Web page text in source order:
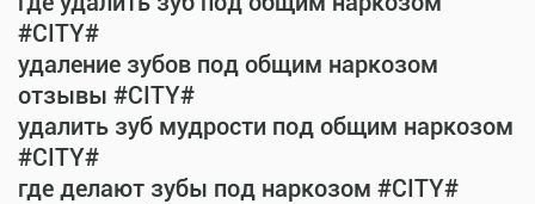
#CITY#
удаление зубов под общим наркозом
отзывы #CITY#
удалить зуб мудрости под общим наркозом
#CITY#
где делают зубы под наркозом #CITY#